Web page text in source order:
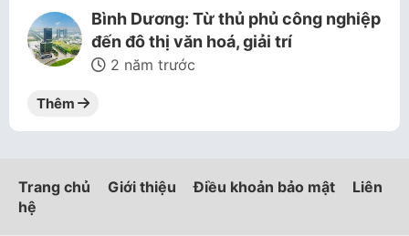
Bình Dương: Từ thủ phủ công nghiệp
đến đô thị văn hoá, giải trí
2 năm trước
Thêm
Trang chủ Giới thiệu Điều khoản bảo mật
Liên
hệ